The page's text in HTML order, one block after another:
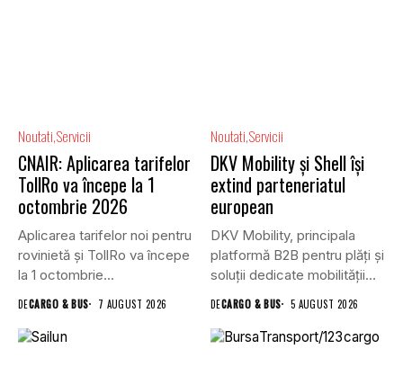
Noutati Servicii
CNAIR: Aplicarea tarifelor
TollRo va începe la 1
octombrie 2026
Aplicarea tarifelor noi pentru
rovinietă și TollRo va începe
la 1 octombrie...
DECARGO & BUS 7 AUGUST 2026
Noutati Servicii
DKV Mobility și Shell își
extind parteneriatul
european
DKV Mobility, principala
platformă B2B pentru plăți și
soluții dedicate mobilității
DECARGO & BUS 5 AUGUST 2026